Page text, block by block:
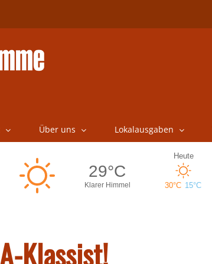
Über uns Lokalausgaben
Klassist!